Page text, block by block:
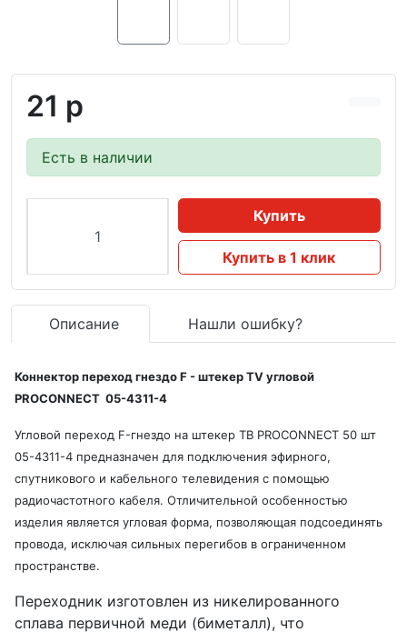
21 р
Есть в наличии
Купить
Купить в 1 клик
Описание Нашли ошибку?
Коннектор переход гнездо F - штекер TV угловой
PROCONNECT 05-4311-4
Угловой переход F-гнездо на штекер ТВ PROCONNECT 50 шт
05-4311-4 предназначен для подключения эфирного,
спутникового и кабельного телевидения с помощью
радиочастотного кабеля. Отличительной особенностью
изделия является угловая форма, позволяющая подсоединять
провода, исключая сильных перегибов в ограниченном
пространстве.
Переходник изготовлен из никелированного
сплава первичной меди (биметалл), что